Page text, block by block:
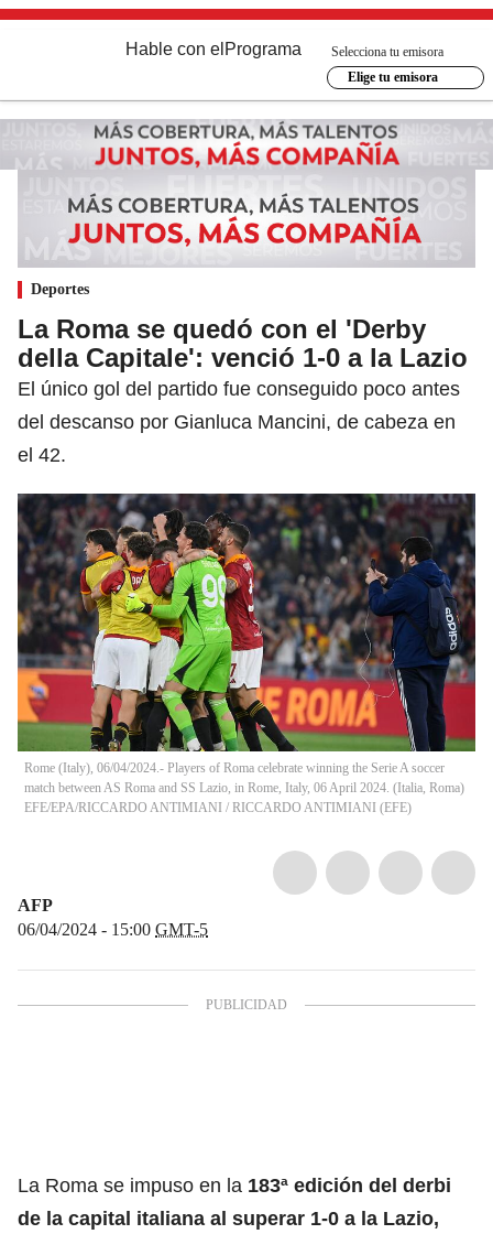
Hable con el Programa
Selecciona tu emisora
Elige tu emisora
Deportes
La Roma se quedó con el 'Derby
della Capitale': venció 1-0 a la Lazio
El único gol del partido fue conseguido poco antes
del descanso por Gianluca Mancini, de cabeza en
el 42.
Rome (Italy), 06/04/2024.- Players of Roma celebrate winning the Serie A soccer
match between AS Roma and SS Lazio, in Rome, Italy, 06 April 2024. (Italia, Roma)
EFE/EPA/RICCARDO ANTIMIANI / RICCARDO ANTIMIANI (EFE)
AFP
06/04/2024 - 15:00 GMT-5
La Roma se impuso en la 183ª edición del derbi
de la capital italiana al superar 1-0 a la Lazio,